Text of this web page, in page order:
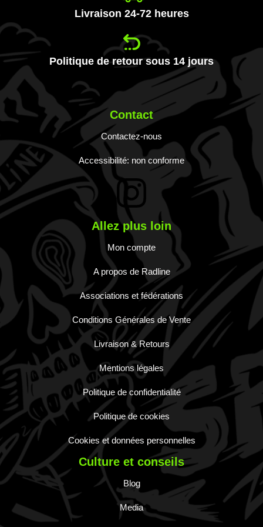
Livraison 24-72 heures
Politique de retour sous 14 jours
Contact
Contactez-nous
Accessibilité: non conforme
Allez plus loin
Mon compte
A propos de Radline
Associations et fédérations
Conditions Générales de Vente
Livraison & Retours
Mentions légales
Politique de confidentialité
Politique de cookies
Cookies et données personnelles
Culture et conseils
Blog
Media